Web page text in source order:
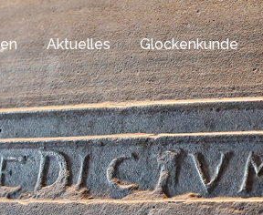
Aktuelles Glockenkunde